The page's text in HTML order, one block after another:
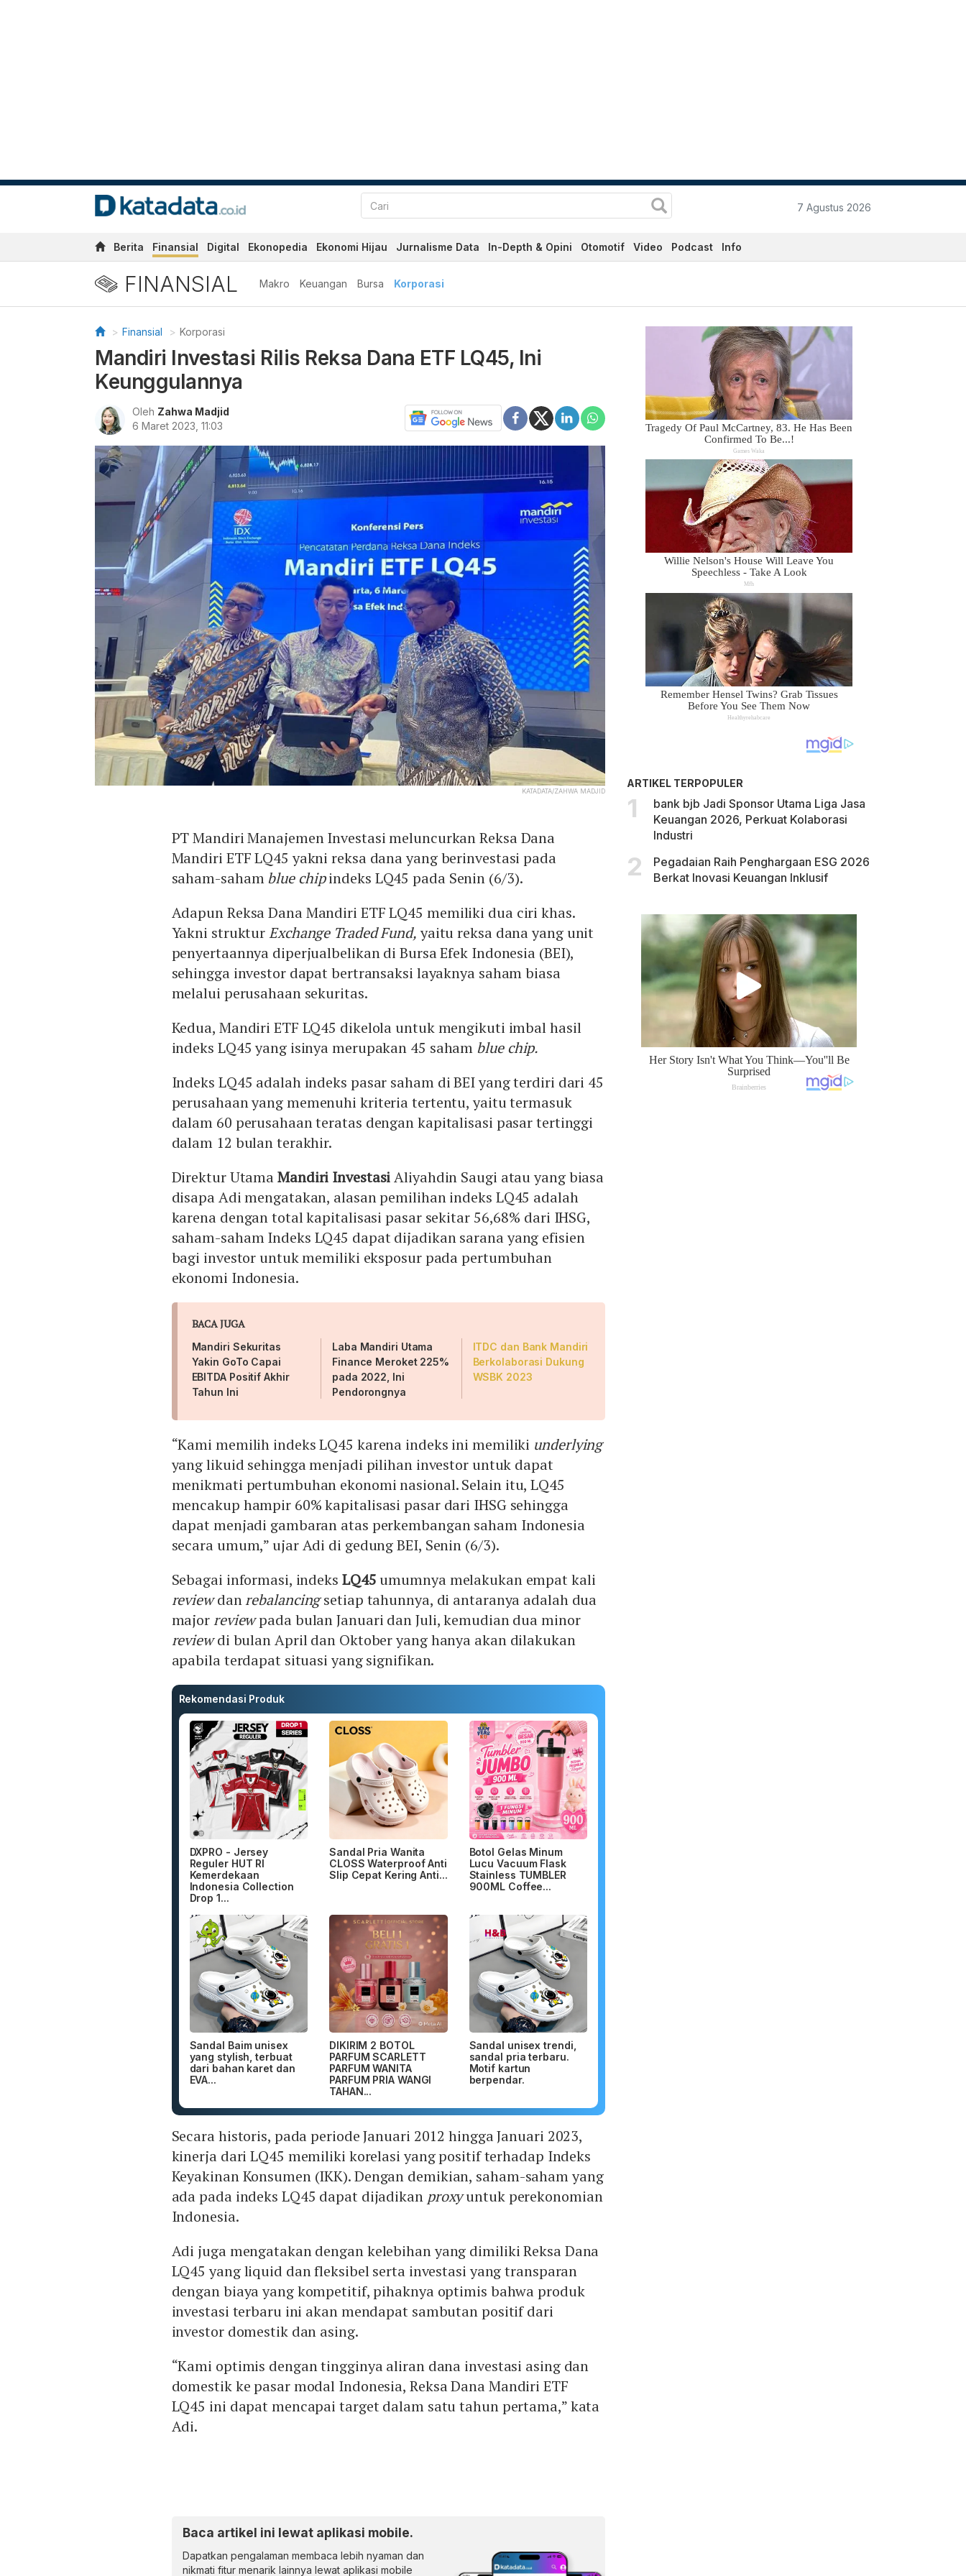
7 Agustus 2026
Berita Finansial Digital Ekonopedia Ekonomi Hijau Jurnalisme Data In-Depth & Opini Otomotif Video Podcast Info
FINANSIAL Makro Keuangan Bursa Korporasi
Finansial Korporasi
Mandiri Investasi Rilis Reksa Dana ETF LQ45, Ini
Keunggulannya
Oleh Zahwa Madjid
6 Maret 2023, 11:03
KATADATA/ZAHWA MADJID
PT Mandiri Manajemen Investasi meluncurkan Reksa Dana
Mandiri ETF LQ45 yakni reksa dana yang berinvestasi pada
saham-sahamblue chipindeks LQ45 pada Senin (6/3).
Adapun Reksa Dana Mandiri ETF LQ45 memiliki dua ciri khas.
Yakni strukturExchange Traded Fund,yaitu reksa dana yang unit
penyertaannya diperjualbelikan di Bursa Efek Indonesia (BEI),
sehingga investor dapat bertransaksi layaknya saham biasa
melalui perusahaan sekuritas.
Kedua, Mandiri ETF LQ45 dikelola untuk mengikuti imbal hasil
indeks LQ45 yang isinya merupakan 45 saham blue chip.
Indeks LQ45 adalah indeks pasar saham di BEI yang terdiri dari 45
perusahaan yang memenuhi kriteria tertentu, yaitu termasuk
dalam 60 perusahaan teratas dengan kapitalisasi pasar tertinggi
dalam 12 bulan terakhir.
Direktur UtamaMandiri InvestasiAliyahdin Saugi atau yang biasa
disapa Adi mengatakan, alasan pemilihan indeks LQ45 adalah
karena dengan total kapitalisasi pasar sekitar 56,68% dari IHSG,
saham-saham Indeks LQ45 dapat dijadikan sarana yang efisien
bagi investor untuk memiliki eksposur pada pertumbuhan
ekonomi Indonesia.
BACA JUGA
Mandiri Sekuritas
Yakin GoTo Capai
EBITDA Positif Akhir
Tahun Ini
Laba Mandiri Utama
Finance Meroket 225%
pada 2022, Ini
Pendorongnya
ITDC dan Bank Mandiri
Berkolaborasi Dukung
WSBK 2023
“Kami memilih indeks LQ45 karena indeks ini memiliki underlying
yang likuid sehingga menjadi pilihan investor untuk dapat
menikmati pertumbuhan ekonomi nasional. Selain itu, LQ45
mencakup hampir 60% kapitalisasi pasar dari IHSG sehingga
dapat menjadi gambaran atas perkembangan saham Indonesia
secara umum,” ujar Adi di gedung BEI, Senin (6/3).
Sebagai informasi, indeks LQ45 umumnya melakukan empat kali
reviewdanrebalancingsetiap tahunnya, di antaranya adalah dua
majorreviewpada bulan Januari dan Juli, kemudian dua minor
reviewdi bulan April dan Oktober yang hanya akan dilakukan
apabila terdapat situasi yang signifikan.
Rekomendasi Produk
DXPRO - Jersey
Reguler HUT RI
Kemerdekaan
Indonesia Collection
Drop 1...
Sandal Pria Wanita
CLOSS Waterproof Anti
Slip Cepat Kering Anti...
Botol Gelas Minum
Lucu Vacuum Flask
Stainless TUMBLER
900ML Coffee...
Sandal Baim unisex
yang stylish, terbuat
dari bahan karet dan
EVA...
DIKIRIM 2 BOTOL
PARFUM SCARLETT
PARFUM WANITA
PARFUM PRIA WANGI
TAHAN...
Sandal unisex trendi,
sandal pria terbaru.
Motif kartun
berpendar.
Secara historis, pada periode Januari 2012 hingga Januari 2023,
kinerja dari LQ45 memiliki korelasi yang positif terhadap Indeks
Keyakinan Konsumen (IKK). Dengan demikian, saham-saham yang
ada pada indeks LQ45 dapat dijadikan proxyuntuk perekonomian
Indonesia.
Adi juga mengatakan dengan kelebihan yang dimiliki Reksa Dana
LQ45 yang liquid dan fleksibel serta investasi yang transparan
dengan biaya yang kompetitif, pihaknya optimis bahwa produk
investasi terbaru ini akan mendapat sambutan positif dari
investor domestik dan asing.
“Kami optimis dengan tingginya aliran dana investasi asing dan
domestik ke pasar modal Indonesia, Reksa Dana Mandiri ETF
LQ45 ini dapat mencapai target dalam satu tahun pertama,” kata
Adi.
Baca artikel ini lewat aplikasi mobile.
Dapatkan pengalaman membaca lebih nyaman dan
nikmati fitur menarik lainnya lewat aplikasi mobile
ARTIKEL TERPOPULER
bank bjb Jadi Sponsor Utama Liga Jasa
Keuangan 2026, Perkuat Kolaborasi
Industri
Pegadaian Raih Penghargaan ESG 2026
Berkat Inovasi Keuangan Inklusif